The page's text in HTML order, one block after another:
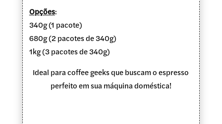
Opções:
340g (1 pacote)
680g (2 pacotes de 340g)
1kg (3 pacotes de 340g)
Ideal para coffee geeks que buscam o espresso
perfeito em sua máquina doméstica!